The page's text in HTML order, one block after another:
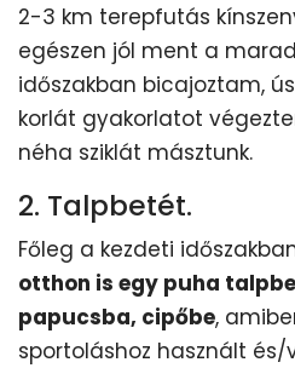
2-3 km terepfutás
egészen jól ment a
időszakban bicajoztam,
korlát gyakorlatot
néha sziklát másztunk.
2. Talpbetét.
Főleg a kezdeti
otthon is egy puha
papucsba, cipőbe,
sportoláshoz használt